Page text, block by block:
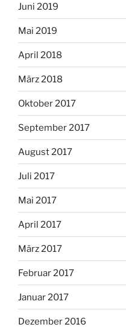
Juni 2019
Mai 2019
April 2018
März 2018
Oktober 2017
September 2017
August 2017
Juli 2017
Mai 2017
April 2017
März 2017
Februar 2017
Januar 2017
Dezember 2016